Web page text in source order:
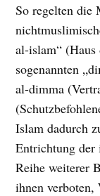
So regelten die
al-islam“
sogenannten
al-dimma
Islam dadurch
Entrichtung der
Reihe weiterer
ihnen